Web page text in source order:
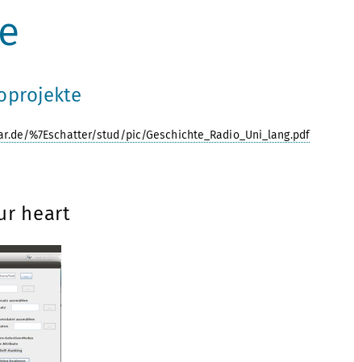
%7Eschatter/stud/pic/Geschichte_Radio_Uni_lang.pdf
heart